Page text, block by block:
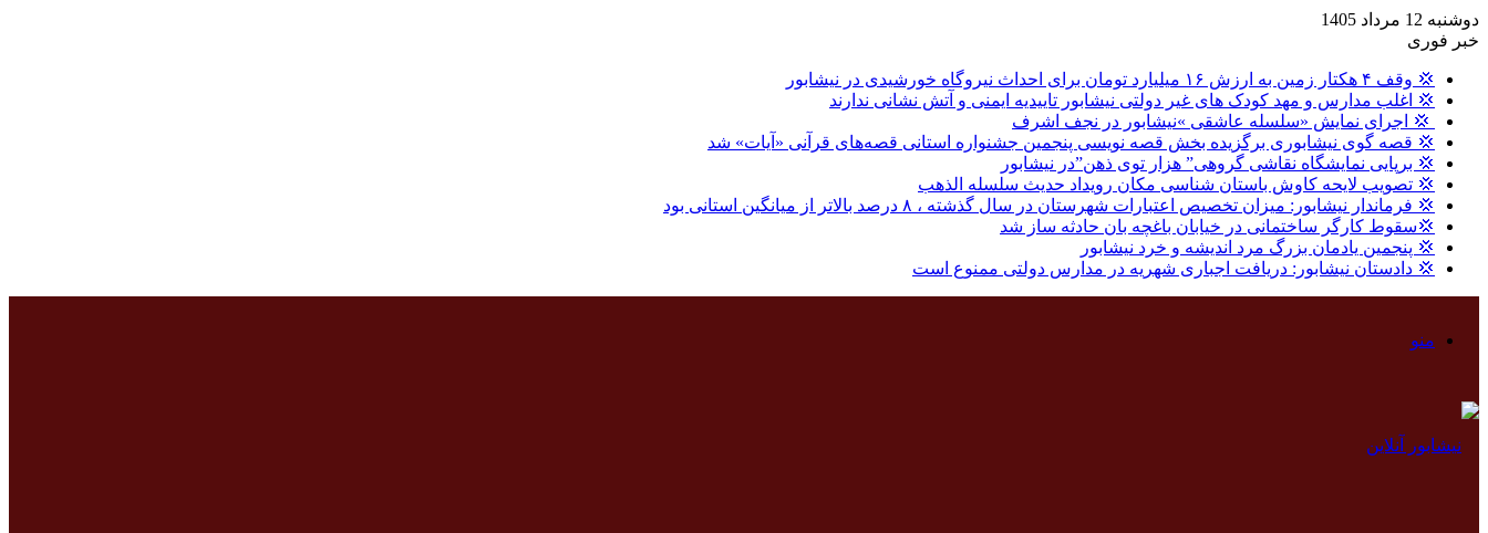
دوشنبه 12 مرداد 1405
خبر فوری
💢 وقف ۴ هکتار زمین به ارزش ۱۶ میلیارد تومان برای احداث نیروگاه خورشیدی در نیشابور
💢 اغلب مدارس و مهد کودک های غیر دولتی نیشابور تاییدیه ایمنی و آتش نشانی ندارند
‍ 💢 اجرای نمایش «سلسله عاشقی »نیشابور در نجف اشرف
💢 قصه گوی نیشابوری برگزیده بخش قصه نویسی پنجمین جشنواره استانی قصه‌های قرآنی «آیات» شد
💢 برپایی نمایشگاه نقاشی گروهی” هزار توی ذهن”در نیشابور
💢 تصویب لایحه کاوش باستان شناسی مکان رویداد حدیث سلسله الذهب
💢 فرماندار نیشابور: میزان تخصیص اعتبارات شهرستان در سال گذشته ، ۸ درصد بالاتر از میانگین استانی بود
💢سقوط کارگر ساختمانی در خیابان باغچه بان حادثه ساز شد
💢 پنجمین یادمان بزرگ مرد اندیشه و خرد نیشابور
💢 دادستان نیشابور: دریافت اجباری شهریه در مدارس دولتی ممنوع است
منو